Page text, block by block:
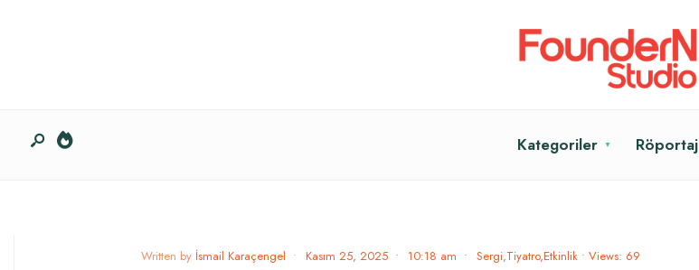
Kategoriler Röportaj
Written by İsmail Karaçengel • Kasım 25, 2025 • 10:18 am • Sergi,Tiyatro,Etkinlik • Views: 69